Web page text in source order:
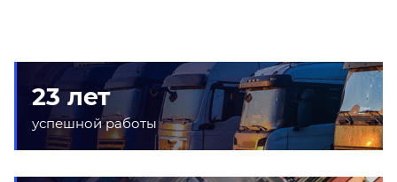
23 лет
успешной работы